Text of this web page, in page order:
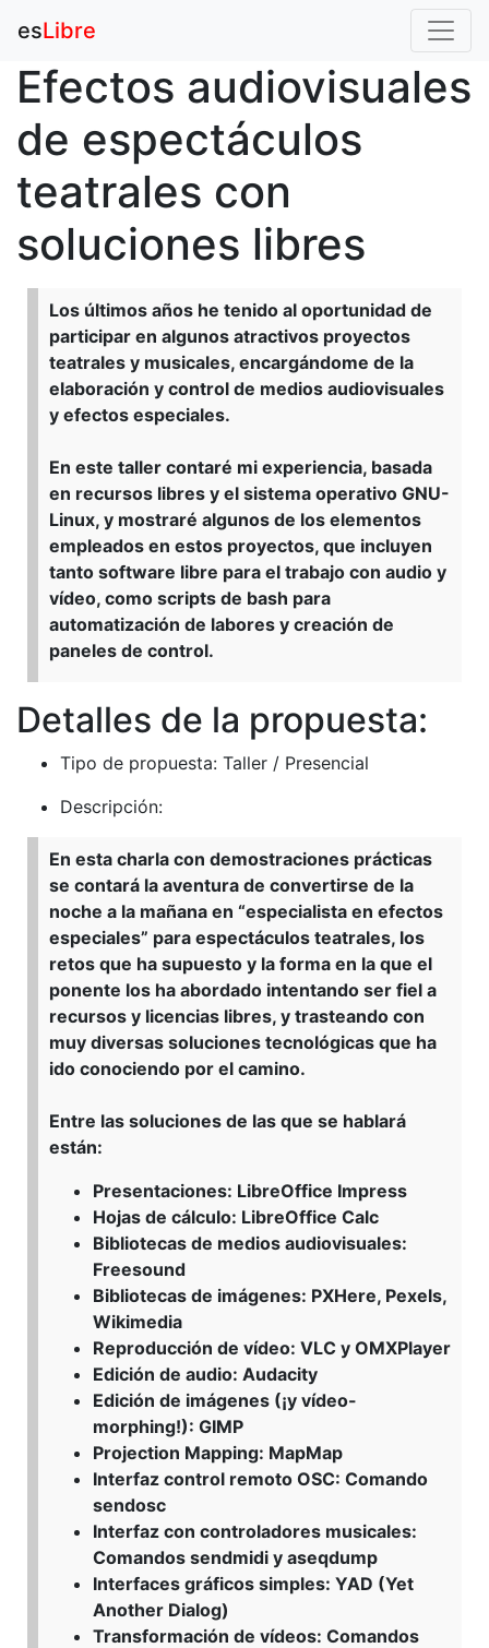
esLibre
Efectos audiovisuales
de espectáculos
teatrales con
soluciones libres
Los últimos años he tenido al oportunidad de
participar en algunos atractivos proyectos
teatrales y musicales, encargándome de la
elaboración y control de medios audiovisuales
y efectos especiales.
En este taller contaré mi experiencia, basada
en recursos libres y el sistema operativo GNU-
Linux, y mostraré algunos de los elementos
empleados en estos proyectos, que incluyen
tanto software libre para el trabajo con audio y
vídeo, como scripts de bash para
automatización de labores y creación de
paneles de control.
Detalles de la propuesta:
Tipo de propuesta: Taller / Presencial
Descripción:
En esta charla con demostraciones prácticas
se contará la aventura de convertirse de la
noche a la mañana en “especialista en efectos
especiales” para espectáculos teatrales, los
retos que ha supuesto y la forma en la que el
ponente los ha abordado intentando ser fiel a
recursos y licencias libres, y trasteando con
muy diversas soluciones tecnológicas que ha
ido conociendo por el camino.
Entre las soluciones de las que se hablará
están:
Presentaciones: LibreOffice Impress
Hojas de cálculo: LibreOffice Calc
Bibliotecas de medios audiovisuales:
Freesound
Bibliotecas de imágenes: PXHere, Pexels,
Wikimedia
Reproducción de vídeo: VLC y OMXPlayer
Edición de audio: Audacity
Edición de imágenes (¡y vídeo-
morphing!): GIMP
Projection Mapping: MapMap
Interfaz control remoto OSC: Comando
sendosc
Interfaz con controladores musicales:
Comandos sendmidi y aseqdump
Interfaces gráficos simples: YAD (Yet
Another Dialog)
Transformación de vídeos: Comandos